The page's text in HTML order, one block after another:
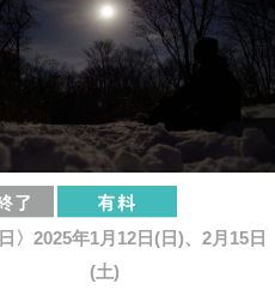
日〉2025年1月12日(日)、2月15日
(土)